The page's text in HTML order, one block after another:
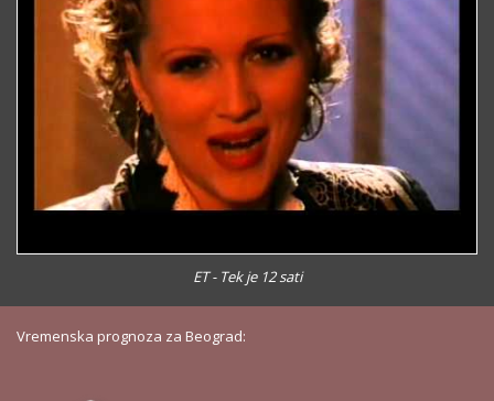
ET - Tek je 12 sati
Vremenska prognoza za Beograd: